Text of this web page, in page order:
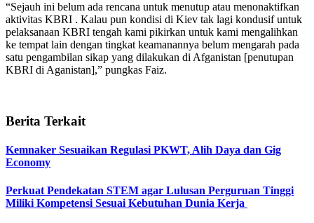
“Sejauh ini belum ada rencana untuk menutup atau menonaktifkan
aktivitas KBRI . Kalau pun kondisi di Kiev tak lagi kondusif untuk
pelaksanaan KBRI tengah kami pikirkan untuk kami mengalihkan
ke tempat lain dengan tingkat keamanannya belum mengarah pada
satu pengambilan sikap yang dilakukan di Afganistan [penutupan
KBRI di Aganistan],” pungkas Faiz.
Berita Terkait
Kemnaker Sesuaikan Regulasi PKWT, Alih Daya dan Gig
Economy
Perkuat Pendekatan STEM agar Lulusan Perguruan Tinggi
Miliki Kompetensi Sesuai Kebutuhan Dunia Kerja